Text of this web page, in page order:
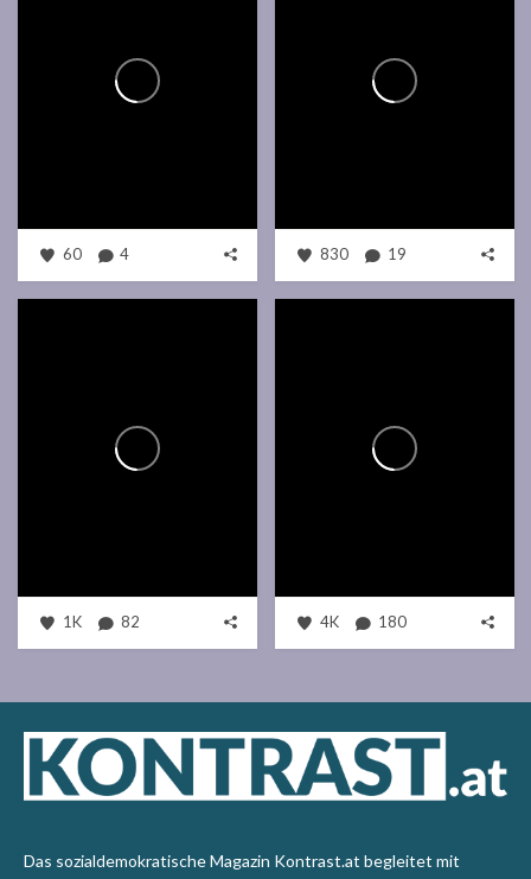
60 4 830 19
1K 82 4K 180
Das sozialdemokratische Magazin Kontrast.at begleitet mit